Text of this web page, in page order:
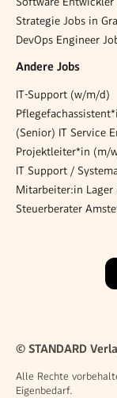
Strategie Jobs in
DevOps Engineer
Andere Jobs
IT-Support (w/m/d)
(Senior) IT Service
Projektleiter*in (m/
IT Support /
Mitarbeiter:in
Steuerberater
© STANDARD
Alle Rechte
Eigenbedarf.